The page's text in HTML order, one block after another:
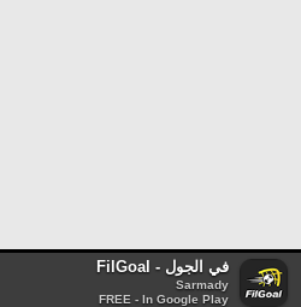
في الجول - FilGoal
Sarmady
FREE - In Google Play